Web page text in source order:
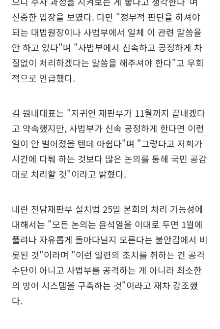
신중한 입장을 보였다. 다만 "정무적 판단을 하셔야
되는 대법원장이나 사법부에서 일체 이 관련 말씀을
안 하고 있다"며 "사법부에서 신속하고 공정하게 차
질없이 처리하겠다는 말씀을 해주셔야 한다"고 우회
적으로 언급했다.
김 원내대표는 "지귀연 재판부가 11월까지 끝내겠다
고 약속했지만, 사법부가 신속 공정하게 한다면 이런
일이 안 벌어졌을 텐데 아쉽다"며 "그렇다고 저희가
시간에 다퉈 하는 것보다 많은 논의를 통해 국민 공감
대로 처리할 것"이라고 밝혔다.
내란 전담재판부 설치법 25일 본회의 처리 가능성에
대해서는 "모든 논의는 윤석열을 이대로 두면 1월에
풀려나 자유롭게 돌아다닐지 모른다는 불안감에서 비
롯된 것"이라며 "이런 일련의 조치를 취하는 건 공격
수단이 아니고 사법부를 공격하는 게 아니라 최소한
의 방어 시스템을 구축하는 것"이라고 재차 강조했
다.